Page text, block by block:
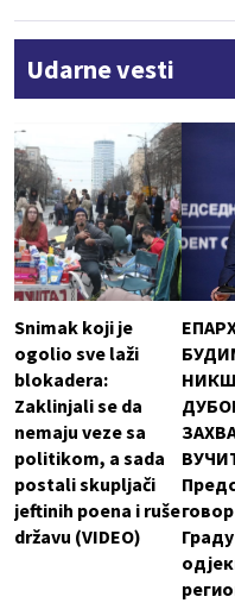
Udarne vesti
Snimak koji je
ogolio sve laži
blokadera:
Zaklinjali se da
nemaju veze sa
politikom, a sada
postali skupljači
jeftinih poena i ruše
državu (VIDEO)